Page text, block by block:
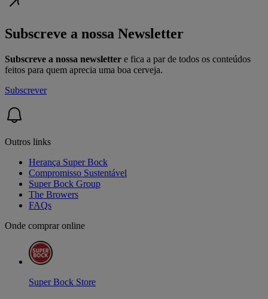
Subscreve a nossa Newsletter
Subscreve a nossa newsletter e fica a par de todos os conteúdos
feitos para quem aprecia uma boa cerveja.
Subscrever
Outros links
Herança Super Bock
Compromisso Sustentável
Super Bock Group
The Browers
FAQs
Onde comprar online
Super Bock Store